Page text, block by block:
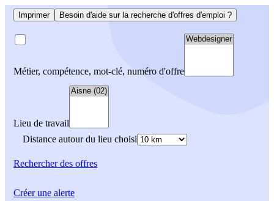
Imprimer Besoin d'aide sur la recherche d'offres d'emploi ?
Métier, compétence, mot-clé, numéro d'offre
Lieu de travail
Distance autour du lieu choisi
Rechercherdes offres
Créer une alerte